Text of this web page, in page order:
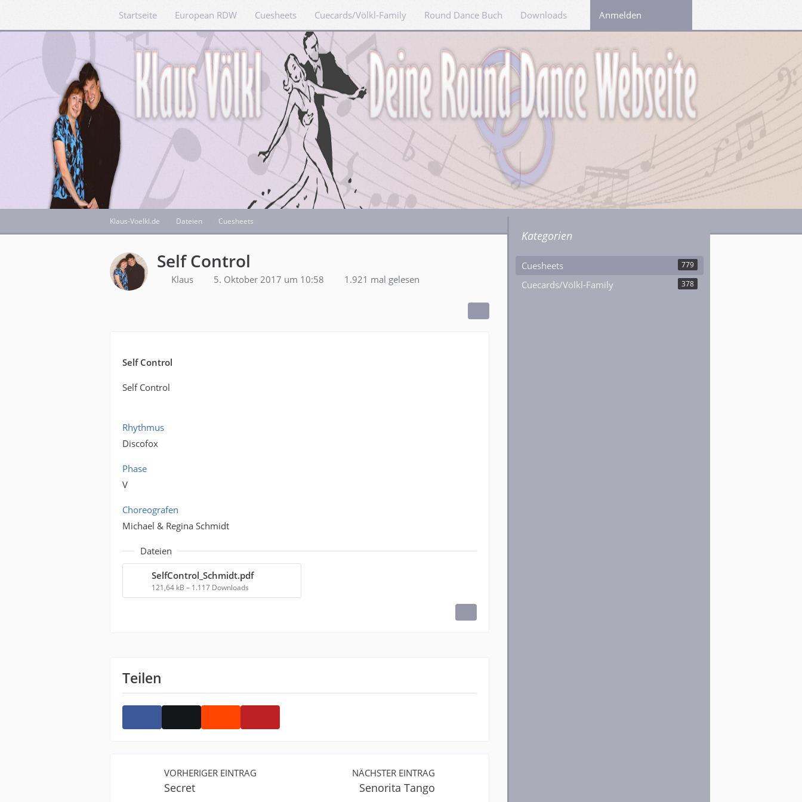
Startseite European RDW Cuesheets Cuecards/Völkl-Family Round Dance Buch Downloads LinksAnmelden
Klaus-Voelkl.de Dateien Cuesheets
Self Control
Klaus 5. Oktober 2017 um 10:58 1.921 mal gelesen
Self Control
Self Control
Rhythmus
Discofox
Phase
V
Choreografen
Michael & Regina Schmidt
Dateien
SelfControl_Schmidt.pdf
121,64 kB – 1.117 Downloads
Teilen
VORHERIGER EINTRAG
Secret
NÄCHSTER EINTRAG
Senorita Tango
Kategorien
Cuesheets 779
Cuecards/Völkl-Family 378